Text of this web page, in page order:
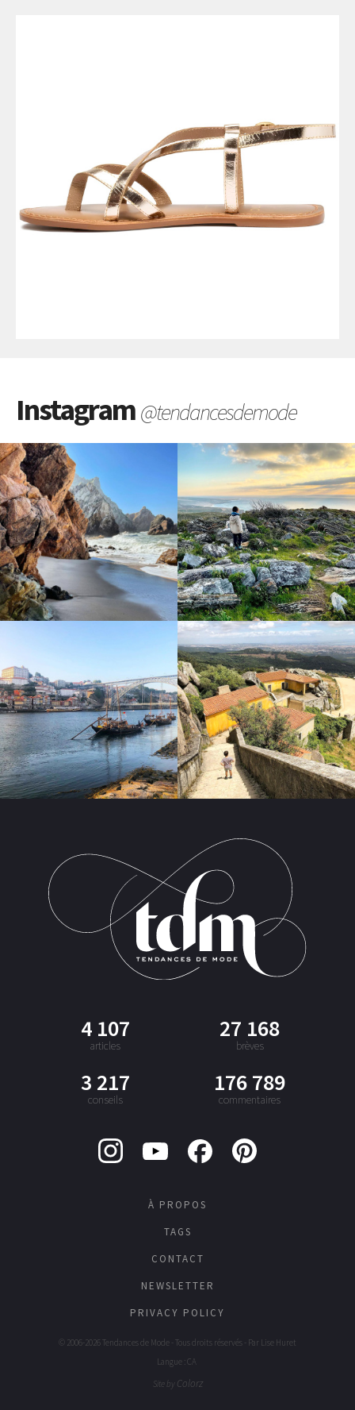
Instagram@tendancesdemode
4 107
articles
27 168
brèves
3 217
conseils
176 789
commentaires
À PROPOS
TAGS
CONTACT
NEWSLETTER
PRIVACY POLICY
© 2006-2026 Tendances de Mode - Tous droits réservés - Par Lise Huret
Langue : CA
Site by Colorz